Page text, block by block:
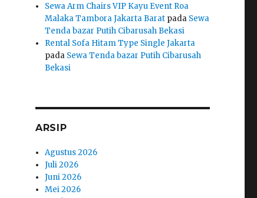
Sewa Arm Chairs VIP Kayu Event Roa
Malaka Tambora Jakarta Barat pada Sewa
Tenda bazar Putih Cibarusah Bekasi
Rental Sofa Hitam Type Single Jakarta
pada Sewa Tenda bazar Putih Cibarusah
Bekasi
ARSIP
Agustus 2026
Juli 2026
Juni 2026
Mei 2026